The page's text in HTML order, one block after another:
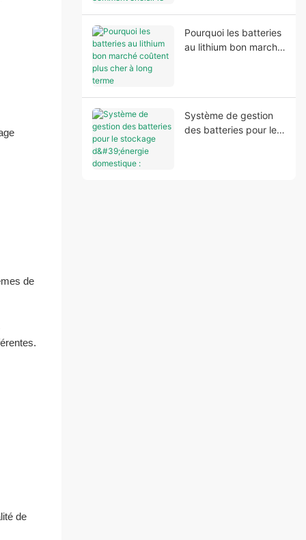
de
de
stockage d’énergie
domestique
Pourquoi les batteries
au lithium bon marché
Système de gestion
des batteries pour le